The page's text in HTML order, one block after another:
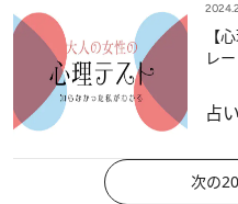
【
レ
占い
次の